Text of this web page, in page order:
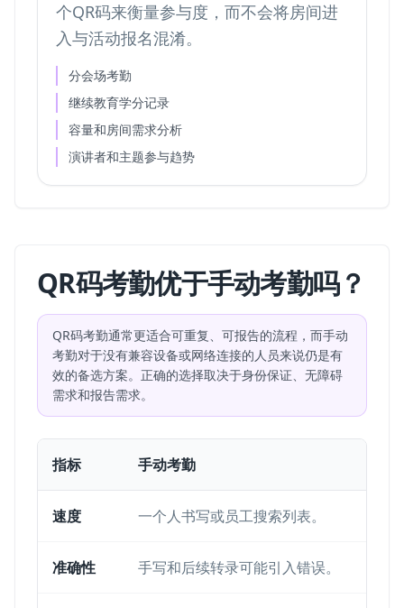
个QR码来衡量参与度，而不会将房间进
入与活动报名混淆。
分会场考勤
继续教育学分记录
容量和房间需求分析
演讲者和主题参与趋势
QR码考勤优于手动考勤吗？
QR码考勤通常更适合可重复、可报告的流程，而手动
考勤对于没有兼容设备或网络连接的人员来说仍是有
效的备选方案。正确的选择取决于身份保证、无障碍
需求和报告需求。
指标 手动考勤
速度 一个人书写或员工搜索列表。
准确性 手写和后续转录可能引入错误。